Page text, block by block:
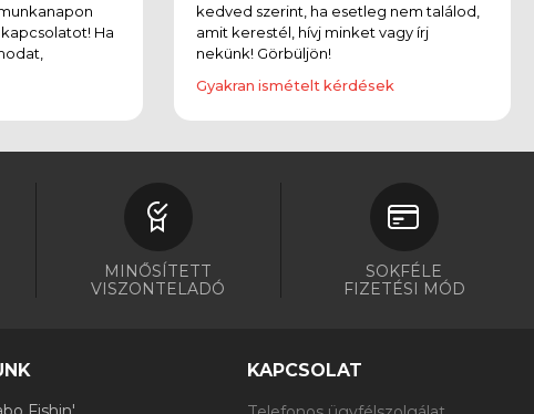
munkanapon
Ha
kedved szerint, ha esetleg nem találod,
amit kerestél, hívj minket vagy írj
nekünk! Görbüljön!
Gyakran ismételt kérdések
MINŐSÍTETT
VISZONTELADÓ
SOKFÉLE
FIZETÉSI MÓD
KAPCSOLAT